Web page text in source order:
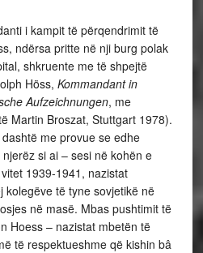
i kampit të përqendrimit të
ndërsa pritte në nji burg polak
shkruente me të shpejtë
Höss, Kommandant in
Aufzeichnungen, me
Martin Broszat, Stuttgart 1978).
me provue se edhe
si ai – sesi në kohën e
1939-1941, nazistat
kolegëve të tyne sovjetikë në
në masë. Mbas pushtimit të
Hoess – nazistat mbetën të
të respektueshme që kishin bâ